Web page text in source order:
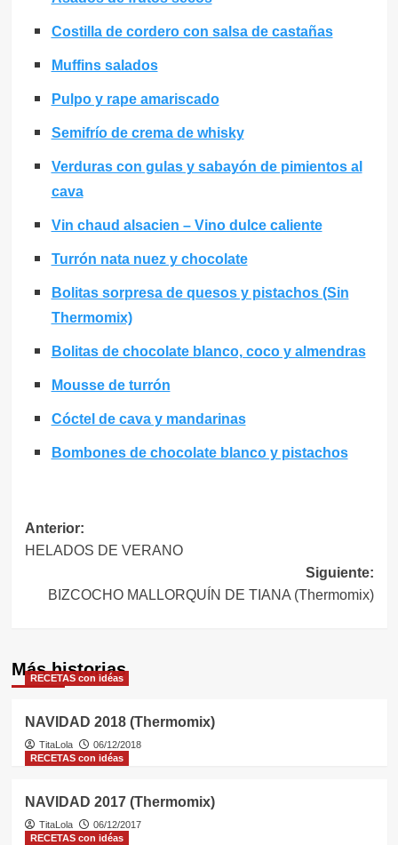
Costilla de cordero con salsa de castañas
Muffins salados
Pulpo y rape amariscado
Semifrío de crema de whisky
Verduras con gulas y sabayón de pimientos al
cava
Vin chaud alsacien – Vino dulce caliente
Turrón nata nuez y chocolate
Bolitas sorpresa de quesos y pistachos (Sin
Thermomix)
Bolitas de chocolate blanco, coco y almendras
Mousse de turrón
Cóctel de cava y mandarinas
Bombones de chocolate blanco y pistachos
Navegación
de
entradas
Anterior:
HELADOS DE VERANO
Siguiente:
BIZCOCHO MALLORQUÍN DE TIANA (Thermomix)
Más historias
RECETAS con idéas
NAVIDAD 2018 (Thermomix)
TitaLola
06/12/2018
RECETAS con idéas
NAVIDAD 2017 (Thermomix)
TitaLola
06/12/2017
RECETAS con idéas